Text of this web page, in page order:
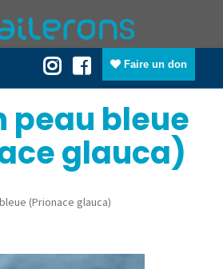
Faire un don
peau bleue
glauca)
(Prionace glauca)